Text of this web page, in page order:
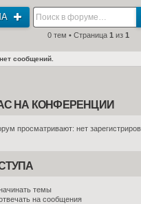
0 тем • Страница 1 из 1
сообщений.
НА КОНФЕРЕНЦИИ
просматривают: нет
темы
на сообщения